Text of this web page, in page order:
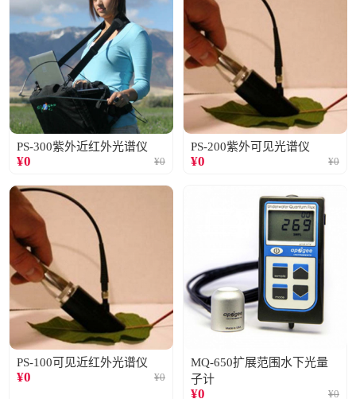
PS-300紫外近红外光谱仪
¥0 ¥0
PS-200紫外可见光谱仪
¥0 ¥0
PS-100可见近红外光谱仪
¥0 ¥0
MQ-650扩展范围水下光量
子计
¥0 ¥0